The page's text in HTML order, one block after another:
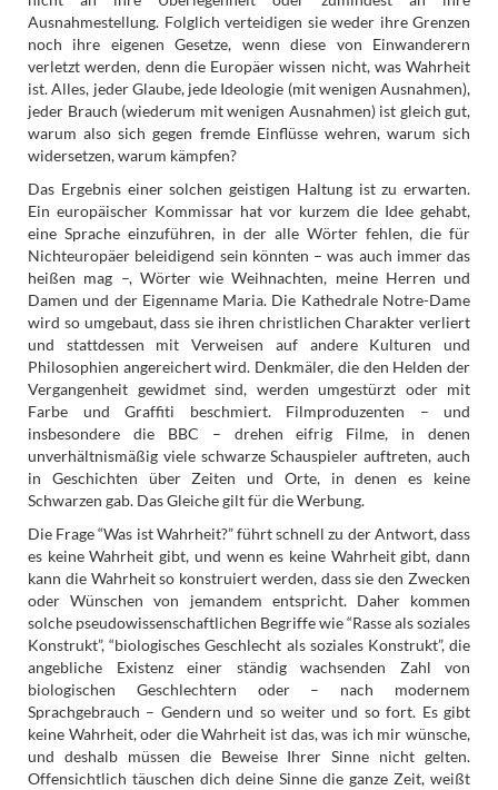
Ausnahmestellung. Folglich verteidigen sie weder ihre Grenzen
noch ihre eigenen Gesetze, wenn diese von Einwanderern
verletzt werden, denn die Europäer wissen nicht, was Wahrheit
ist. Alles, jeder Glaube, jede Ideologie (mit wenigen Ausnahmen),
jeder Brauch (wiederum mit wenigen Ausnahmen) ist gleich gut,
warum also sich gegen fremde Einflüsse wehren, warum sich
widersetzen, warum kämpfen?
Das Ergebnis einer solchen geistigen Haltung ist zu erwarten.
Ein europäischer Kommissar hat vor kurzem die Idee gehabt,
eine Sprache einzuführen, in der alle Wörter fehlen, die für
Nichteuropäer beleidigend sein könnten – was auch immer das
heißen mag –, Wörter wie Weihnachten, meine Herren und
Damen und der Eigenname Maria. Die Kathedrale Notre-Dame
wird so umgebaut, dass sie ihren christlichen Charakter verliert
und stattdessen mit Verweisen auf andere Kulturen und
Philosophien angereichert wird. Denkmäler, die den Helden der
Vergangenheit gewidmet sind, werden umgestürzt oder mit
Farbe und Graffiti beschmiert. Filmproduzenten – und
insbesondere die BBC – drehen eifrig Filme, in denen
unverhältnismäßig viele schwarze Schauspieler auftreten, auch
in Geschichten über Zeiten und Orte, in denen es keine
Schwarzen gab. Das Gleiche gilt für die Werbung.
Die Frage “Was ist Wahrheit?” führt schnell zu der Antwort, dass
es keine Wahrheit gibt, und wenn es keine Wahrheit gibt, dann
kann die Wahrheit so konstruiert werden, dass sie den Zwecken
oder Wünschen von jemandem entspricht. Daher kommen
solche pseudowissenschaftlichen Begriffe wie “Rasse als soziales
Konstrukt”, “biologisches Geschlecht als soziales Konstrukt”, die
angebliche Existenz einer ständig wachsenden Zahl von
biologischen Geschlechtern oder – nach modernem
Sprachgebrauch – Gendern und so weiter und so fort. Es gibt
keine Wahrheit, oder die Wahrheit ist das, was ich mir wünsche,
und deshalb müssen die Beweise Ihrer Sinne nicht gelten.
Offensichtlich täuschen dich deine Sinne die ganze Zeit, weißt